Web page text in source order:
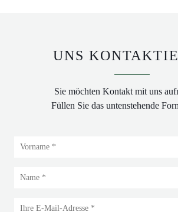
UNS
Sie möchten Kontakt mit uns
Füllen Sie das untenstehende